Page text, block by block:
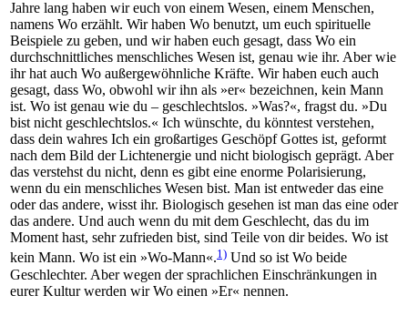
Jahre lang haben wir euch von einem Wesen, einem Menschen,
namens Wo erzählt. Wir haben Wo benutzt, um euch spirituelle
Beispiele zu geben, und wir haben euch gesagt, dass Wo ein
durchschnittliches menschliches Wesen ist, genau wie ihr. Aber wie
ihr hat auch Wo außergewöhnliche Kräfte. Wir haben euch auch
gesagt, dass Wo, obwohl wir ihn als »er« bezeichnen, kein Mann
ist. Wo ist genau wie du – geschlechtslos. »Was?«, fragst du. »Du
bist nicht geschlechtslos.« Ich wünschte, du könntest verstehen,
dass dein wahres Ich ein großartiges Geschöpf Gottes ist, geformt
nach dem Bild der Lichtenergie und nicht biologisch geprägt. Aber
das verstehst du nicht, denn es gibt eine enorme Polarisierung,
wenn du ein menschliches Wesen bist. Man ist entweder das eine
oder das andere, wisst ihr. Biologisch gesehen ist man das eine oder
das andere. Und auch wenn du mit dem Geschlecht, das du im
Moment hast, sehr zufrieden bist, sind Teile von dir beides. Wo ist
kein Mann. Wo ist ein »Wo-Mann«.1) Und so ist Wo beide
Geschlechter. Aber wegen der sprachlichen Einschränkungen in
eurer Kultur werden wir Wo einen »Er« nennen.